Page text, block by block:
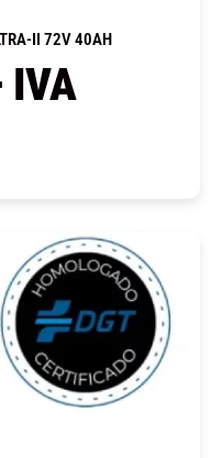
II 72V 40AH
IVA